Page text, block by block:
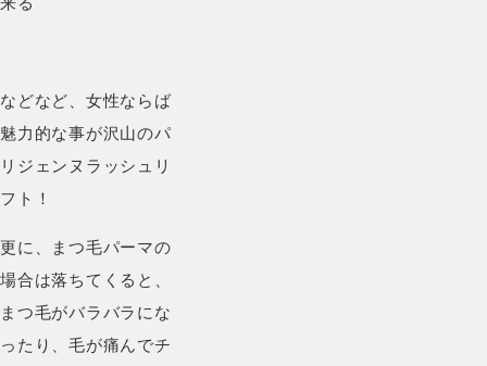
などなど、女性ならば
魅力的な事が沢山のパ
リジェンヌラッシュリ
フト！
更に、まつ毛パーマの
場合は落ちてくると、
まつ毛がバラバラにな
ったり、毛が痛んでチ